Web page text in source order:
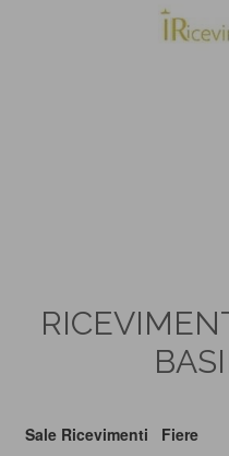
Sale Ricevimenti Fiere